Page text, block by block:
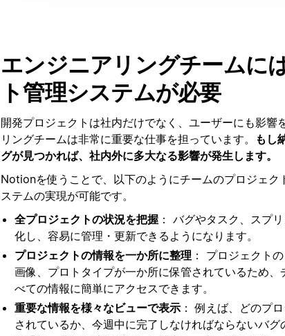
エンジニアリングチームに
ト管理システムが必要
開発プロジェクトは社内だけでなく、ユーザーにも影響
リングチームは非常に重要な仕事を担っています。
もし
グが見つかれば、社内外に多大なる影響が発生します。
Notionを使うことで、以下のようにチームのプロジェク
ステムの実現が可能です。
全プロジェクトの状況を把握 ： バグやタスク、スプ
化し、容易に管理・更新できるようになります。
プロジェクトの情報を一か所に整理 ： プロジェクト
画像、プロトタイプが一か所に保管されているため
べての情報に簡単にアクセスできます。
重要な情報を様々なビューで表示 ： 例えば、どのプ
されているか、今週中に完了しなければならないバ